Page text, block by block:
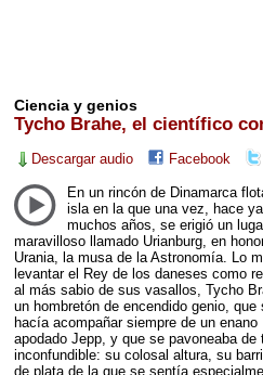
Ciencia y genios
Tycho Brahe, el científico
Descargar audio Facebook
En un rincón de Dinamarca
isla en la que una vez, hace ya
muchos años, se erigió un
maravilloso llamado Urianburg, en
Urania, la musa de la Astronomía. Lo
levantar el Rey de los daneses como
al más sabio de sus vasallos, Tycho
un hombretón de encendido genio, que
hacía acompañar siempre de un enano
apodado Jepp, y que se pavoneaba
inconfundible: su colosal altura, su
de plata de la que se sentía